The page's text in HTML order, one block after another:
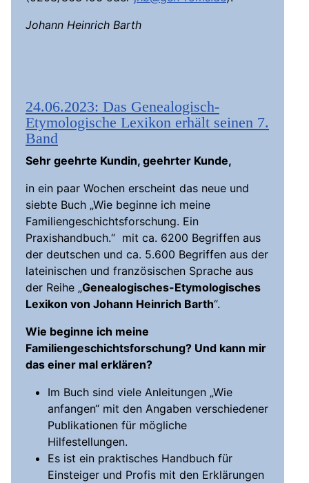
Johann Heinrich Barth
24.06.2023: Das Genealogisch-
Etymologische Lexikon erhält seinen 7.
Band
Sehr geehrte Kundin, geehrter Kunde,
in ein paar Wochen erscheint das neue und
siebte Buch „Wie beginne ich meine
Familiengeschichtsforschung. Ein
Praxishandbuch.“ mit ca. 6200 Begriffen aus
der deutschen und ca. 5.600 Begriffen aus der
lateinischen und französischen Sprache aus
der Reihe „Genealogisches-Etymologisches
Lexikon von Johann Heinrich Barth“.
Wie beginne ich meine
Familiengeschichtsforschung? Und kann mir
das einer mal erklären?
Im Buch sind viele Anleitungen „Wie
anfangen“ mit den Angaben verschiedener
Publikationen für mögliche
Hilfestellungen.
Es ist ein praktisches Handbuch für
Einsteiger und Profis mit den Erklärungen